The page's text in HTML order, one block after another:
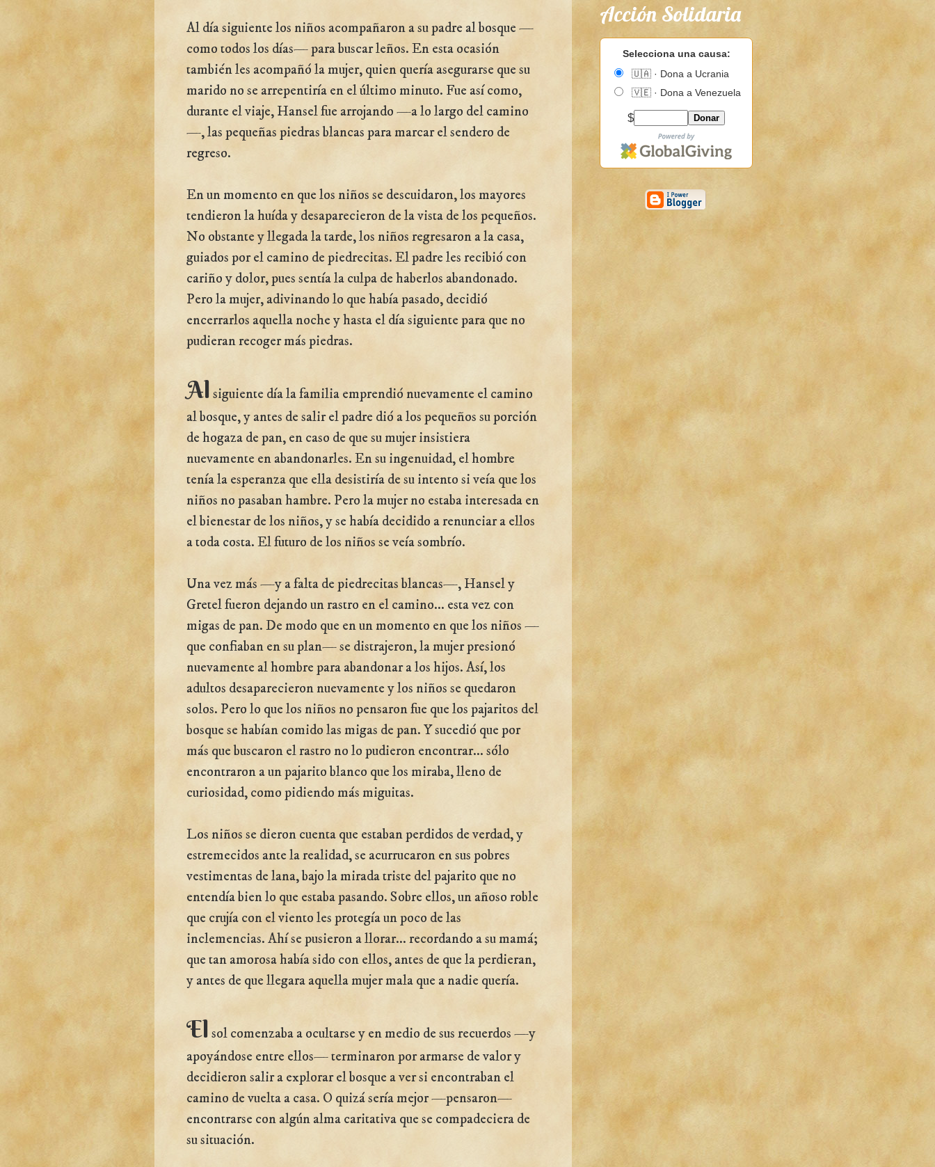
Al día siguiente los niños acompañaron a su padre al bosque —
como todos los días— para buscar leños. En esta ocasión
también les acompañó la mujer, quien quería asegurarse que su
marido no se arrepentiría en el último minuto. Fue así como,
durante el viaje, Hansel fue arrojando —a lo largo del camino
—, las pequeñas piedras blancas para marcar el sendero de
regreso.
En un momento en que los niños se descuidaron, los mayores
tendieron la huída y desaparecieron de la vista de los pequeños.
No obstante y llegada la tarde, los niños regresaron a la casa,
guiados por el camino de piedrecitas. El padre les recibió con
cariño y dolor, pues sentía la culpa de haberlos abandonado.
Pero la mujer, adivinando lo que había pasado, decidió
encerrarlos aquella noche y hasta el día siguiente para que no
pudieran recoger más piedras.
Al siguiente día la familia emprendió nuevamente el camino
al bosque, y antes de salir el padre dió a los pequeños su porción
de hogaza de pan, en caso de que su mujer insistiera
nuevamente en abandonarles. En su ingenuidad, el hombre
tenía la esperanza que ella desistiría de su intento si veía que los
niños no pasaban hambre. Pero la mujer no estaba interesada en
el bienestar de los niños, y se había decidido a renunciar a ellos
a toda costa. El futuro de los niños se veía sombrío.
Una vez más —y a falta de piedrecitas blancas—, Hansel y
Gretel fueron dejando un rastro en el camino... esta vez con
migas de pan. De modo que en un momento en que los niños —
que confiaban en su plan— se distrajeron, la mujer presionó
nuevamente al hombre para abandonar a los hijos. Así, los
adultos desaparecieron nuevamente y los niños se quedaron
solos. Pero lo que los niños no pensaron fue que los pajaritos del
bosque se habían comido las migas de pan. Y sucedió que por
más que buscaron el rastro no lo pudieron encontrar... sólo
encontraron a un pajarito blanco que los miraba, lleno de
curiosidad, como pidiendo más miguitas.
Los niños se dieron cuenta que estaban perdidos de verdad, y
estremecidos ante la realidad, se acurrucaron en sus pobres
vestimentas de lana, bajo la mirada triste del pajarito que no
entendía bien lo que estaba pasando. Sobre ellos, un añoso roble
que crujía con el viento les protegía un poco de las
inclemencias. Ahí se pusieron a llorar... recordando a su mamá;
que tan amorosa había sido con ellos, antes de que la perdieran,
y antes de que llegara aquella mujer mala que a nadie quería.
El sol comenzaba a ocultarse y en medio de sus recuerdos —y
apoyándose entre ellos— terminaron por armarse de valor y
decidieron salir a explorar el bosque a ver si encontraban el
camino de vuelta a casa. O quizá sería mejor —pensaron—
encontrarse con algún alma caritativa que se compadeciera de
su situación.
Acción Solidaria
Selecciona una causa:
🇺🇦 · Dona a Ucrania
🇻🇪 · Dona a Venezuela
$